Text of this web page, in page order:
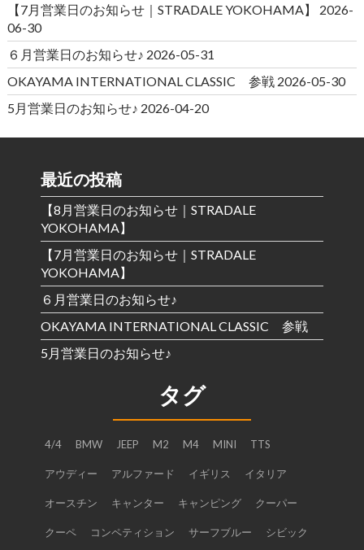
【7月営業日のお知らせ｜STRADALE YOKOHAMA】
2026-
06-30
６月営業日のお知らせ♪ 2026-05-31
OKAYAMA INTERNATIONAL CLASSIC 参戦 2026-05-30
5月営業日のお知らせ♪ 2026-04-20
最近の投稿
【8月営業日のお知らせ｜STRADALE
YOKOHAMA】
【7月営業日のお知らせ｜STRADALE
YOKOHAMA】
６月営業日のお知らせ♪
OKAYAMA INTERNATIONAL CLASSIC 参戦
5月営業日のお知らせ♪
タグ
4/4 BMW JEEP M2 M4 MINI TTS
アウディー アルファード イギリス イタリア
オースチン キャンター キャンピング クーパー
クーペ コンペティション サーフブルー シビック